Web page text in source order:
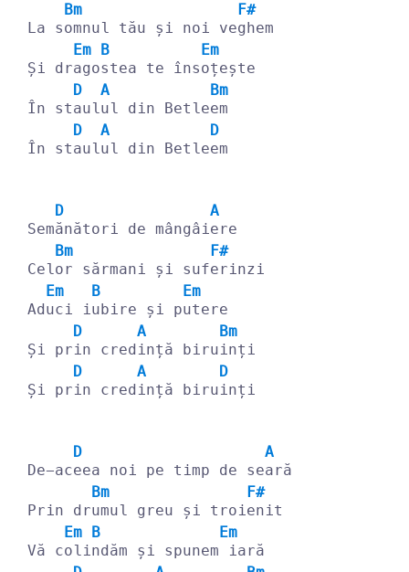
La s
Bm
omnul tău și noi ve
F#
ghem
Și dr
Em
ago
B
stea te îns
Em
oțește
În st
D
aul
A
ul din Betle
Bm
em
În st
D
aul
A
ul din Betle
D
em
Sem
D
ănători de mângâi
A
ere
Cel
Bm
or sărmani și suf
F#
erinzi
Ad
Em
uci i
B
ubire și p
Em
utere
Și pr
D
in cred
A
ință biru
Bm
inți
Și pr
D
in cred
A
ință biru
D
inți
De-ac
D
eea noi pe timp de se
A
ară
Prin dr
Bm
umul greu și troi
F#
enit
Vă c
Em
oli
B
ndăm și spunem
Em
iară